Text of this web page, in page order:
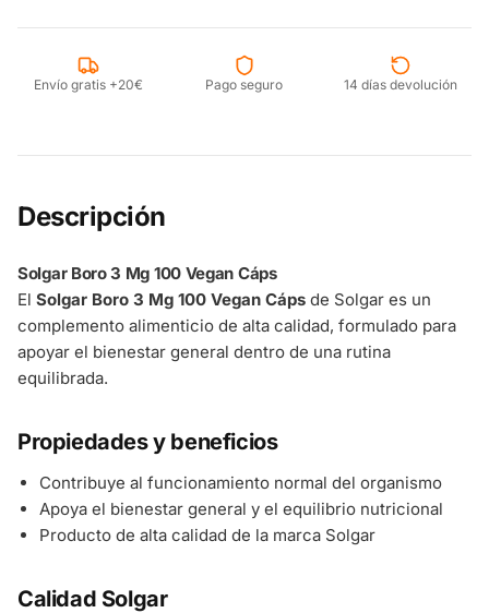
Envío gratis +20€ Pago seguro 14 días devolución
Descripción
Solgar Boro 3 Mg 100 Vegan Cáps
El Solgar Boro 3 Mg 100 Vegan Cáps de Solgar es un
complemento alimenticio de alta calidad, formulado para
apoyar el bienestar general dentro de una rutina
equilibrada.
Propiedades y beneficios
Contribuye al funcionamiento normal del organismo
Apoya el bienestar general y el equilibrio nutricional
Producto de alta calidad de la marca Solgar
Calidad Solgar